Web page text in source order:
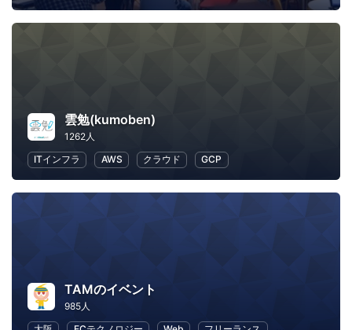
雲勉(kumoben)
1262人
ITインフラ
AWS クラウド GCP
TAMのイベント
985人